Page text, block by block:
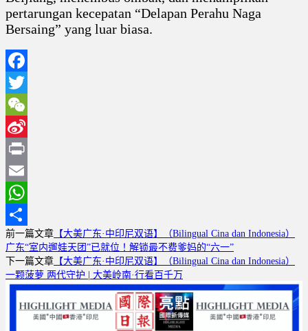
pertarungan kecepatan “Delapan Perahu Naga
Bersaing” yang luar biasa.
Facebook
Twitter
WeChat
Sina
Weibo
Print
Email
WhatsApp
分
享
前一篇文章 【大美广东·中印尼双语】（Bilingual Cina dan Indonesia）
广东“室内遛娃天团”已就位！解锁最不费爹妈的“六一”
下一篇文章 【大美广东·中印尼双语】（Bilingual Cina dan Indonesia）
一颗菠萝 两代守护 | 大美岭南·行看百千万